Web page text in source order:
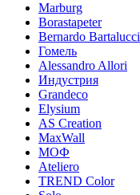
Marburg
Borastapeter
Bernardo Bartalucci
Гомель
Alessandro Allori
Индустрия
Grandeco
Elysium
AS Creation
MaxWall
МОФ
Ateliero
TREND Color